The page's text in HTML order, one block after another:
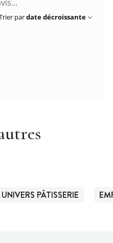
pardate décroissante
UNIVERS PÂTISSERIE